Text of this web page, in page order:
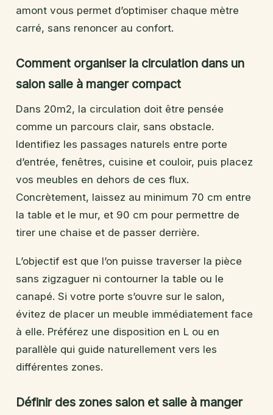
amont vous permet d’optimiser chaque mètre
carré, sans renoncer au confort.
Comment organiser la circulation dans un
salon salle à manger compact
Dans 20m2, la circulation doit être pensée
comme un parcours clair, sans obstacle.
Identifiez les passages naturels entre porte
d’entrée, fenêtres, cuisine et couloir, puis placez
vos meubles en dehors de ces flux.
Concrètement, laissez au minimum 70 cm entre
la table et le mur, et 90 cm pour permettre de
tirer une chaise et de passer derrière.
L’objectif est que l’on puisse traverser la pièce
sans zigzaguer ni contourner la table ou le
canapé. Si votre porte s’ouvre sur le salon,
évitez de placer un meuble immédiatement face
à elle. Préférez une disposition en L ou en
parallèle qui guide naturellement vers les
différentes zones.
Définir des zones salon et salle à manger